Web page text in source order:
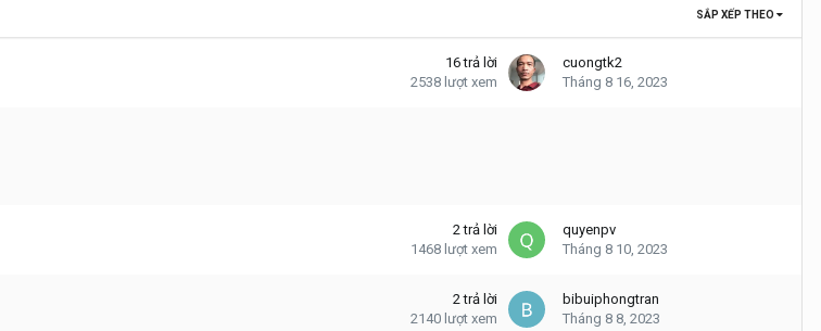
SẮP XẾP THEO
16 trả lời
2538 lượt xem
cuongtk2
Tháng 8 16, 2023
2 trả lời
1468 lượt xem
quyenpv
Tháng 8 10, 2023
2 trả lời
2140 lượt xem
bibuiphongtran
Tháng 8 8, 2023